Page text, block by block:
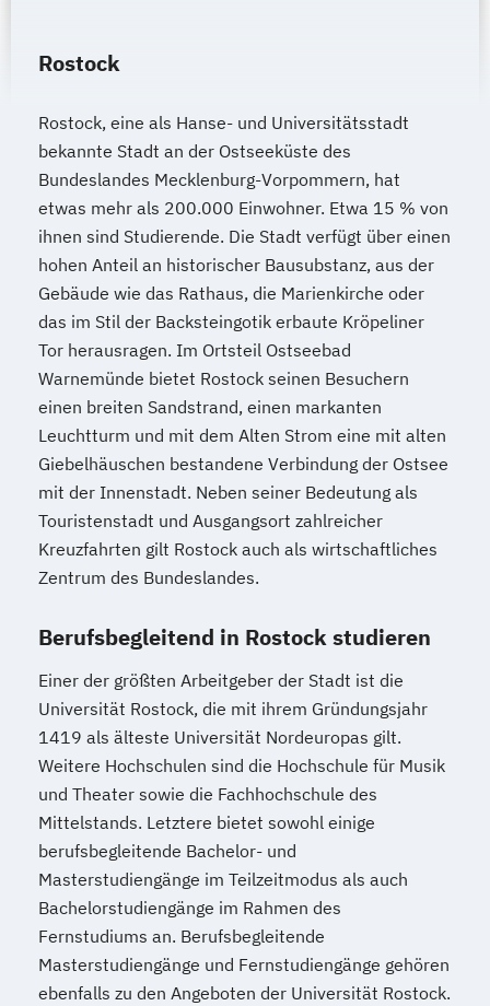
Wirtschafts­ingenieur­wesen
Kunststofftechnik
Wirtschafts­ingenieur­wesen Künstliche
Intelligenz
Wirtschafts­ingenieur­wesen Lebensmittel
Wirtschafts­ingenieur­wesen Logistik
Wirtschafts­ingenieur­wesen Mechatronik
Wirtschafts­ingenieur­wesen Medizintechnik
Wirtschafts­ingenieur­wesen
Verfahrenstechnik
Zukunftsmanagement
Rostock
Rostock, eine als Hanse- und Universitätsstadt
bekannte Stadt an der Ostseeküste des
Bundeslandes Mecklenburg-Vorpommern, hat
etwas mehr als 200.000 Einwohner. Etwa 15 % von
ihnen sind Studierende. Die Stadt verfügt über einen
hohen Anteil an historischer Bausubstanz, aus der
Gebäude wie das Rathaus, die Marienkirche oder
das im Stil der Backsteingotik erbaute Kröpeliner
Tor herausragen. Im Ortsteil Ostseebad
Warnemünde bietet Rostock seinen Besuchern
einen breiten Sandstrand, einen markanten
Leuchtturm und mit dem Alten Strom eine mit alten
Giebelhäuschen bestandene Verbindung der Ostsee
mit der Innenstadt. Neben seiner Bedeutung als
Touristenstadt und Ausgangsort zahlreicher
Kreuzfahrten gilt Rostock auch als wirtschaftliches
Zentrum des Bundeslandes.
Berufsbegleitend in Rostock studieren
Einer der größten Arbeitgeber der Stadt ist die
Universität Rostock, die mit ihrem Gründungsjahr
1419 als älteste Universität Nordeuropas gilt.
Weitere Hochschulen sind die Hochschule für Musik
und Theater sowie die Fachhochschule des
Mittelstands. Letztere bietet sowohl einige
berufsbegleitende Bachelor- und
Masterstudiengänge im Teilzeitmodus als auch
Bachelorstudiengänge im Rahmen des
Fernstudiums an. Berufsbegleitende
Masterstudiengänge und Fernstudiengänge gehören
ebenfalls zu den Angeboten der Universität Rostock.